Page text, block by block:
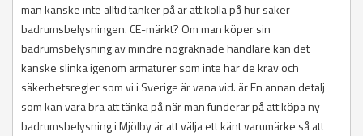
man kanske inte alltid tänker på är att kolla på hur säker
badrumsbelysningen. CE-märkt? Om man köper sin
badrumsbelysning av mindre nogräknade handlare kan det
kanske slinka igenom armaturer som inte har de krav och
säkerhetsregler som vi i Sverige är vana vid. är En annan detalj
som kan vara bra att tänka på när man funderar på att köpa ny
badrumsbelysning i Mjölby är att välja ett känt varumärke så att